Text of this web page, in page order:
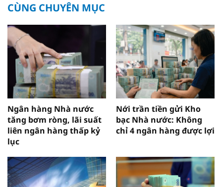
CÙNG CHUYÊN MỤC
Ngân hàng Nhà nước
tăng bơm ròng, lãi suất
liên ngân hàng thấp kỷ
lục
Nới trần tiền gửi Kho
bạc Nhà nước: Không
chỉ 4 ngân hàng được lợi